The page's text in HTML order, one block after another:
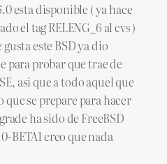
esta disponible ( ya hace
el tag RELENG_6 al cvs )
este BSD ya dio
para probar que trae de
asi que a todo aquel que
que se prepare para hacer
ha sido de FreeBSD
BETA1 creo que nada